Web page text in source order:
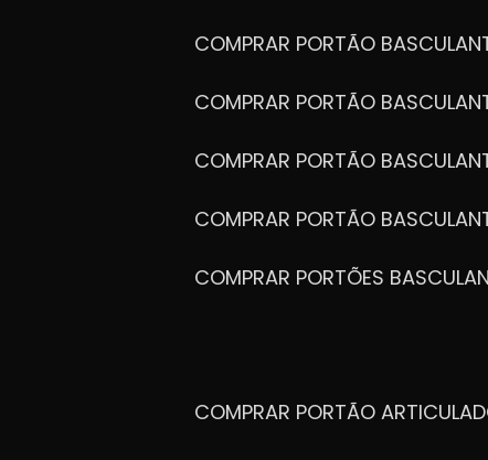
COMPRAR PORTÃO
COMPRAR PORTÃO
COMPRAR PORTÃO
COMPRAR PORTÃO
COMPRAR PORTÕES
COMPRAR PORTÃO